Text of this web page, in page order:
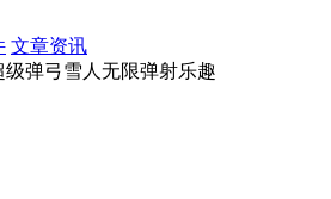
文章资讯
级弹弓雪人无限弹射乐趣